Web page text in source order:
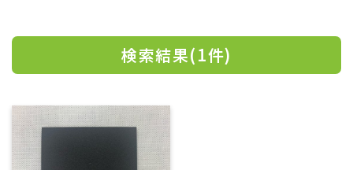
検索結果(1件)